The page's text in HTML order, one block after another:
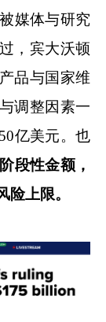
媒体与研究
，宾大沃顿
品与国家维
调整因素一
亿美元。也
段性金额，
险上限。